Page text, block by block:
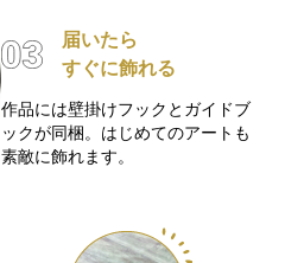
届いたら
すぐに飾れる
作品には壁掛けフックとガイドブ
ックが同梱。はじめてのアートも
素敵に飾れます。